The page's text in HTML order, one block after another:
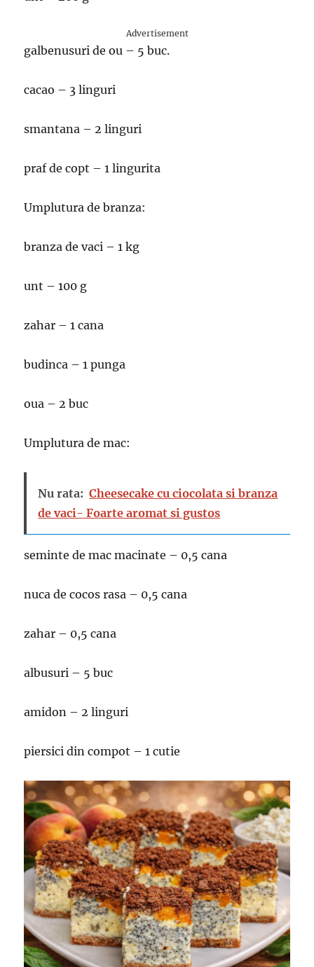
Advertisement
galbenusuri de ou – 5 buc.
cacao – 3 linguri
smantana – 2 linguri
praf de copt – 1 lingurita
Umplutura de branza:
branza de vaci – 1 kg
unt – 100 g
zahar – 1 cana
budinca – 1 punga
oua – 2 buc
Umplutura de mac:
Nu rata: Cheesecake cu ciocolata si branza
de vaci- Foarte aromat si gustos
seminte de mac macinate – 0,5 cana
nuca de cocos rasa – 0,5 cana
zahar – 0,5 cana
albusuri – 5 buc
amidon – 2 linguri
piersici din compot – 1 cutie